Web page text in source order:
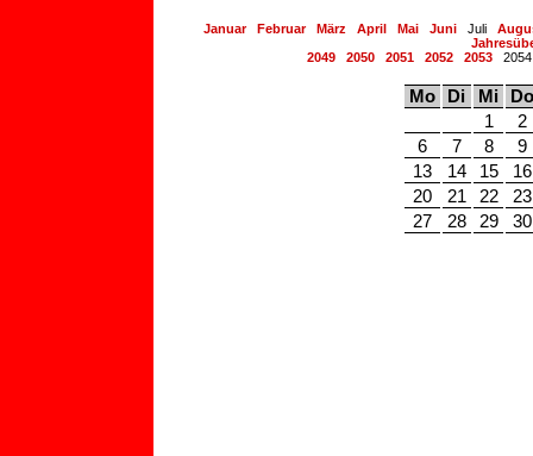
Januar Februar März April Mai JuniJuli
2049
2050 2051 2052 2053
Mo Di Mi
Do
1
2
6
7 8
9
13
14 15
16
20
21 22
23
27
28 29 30